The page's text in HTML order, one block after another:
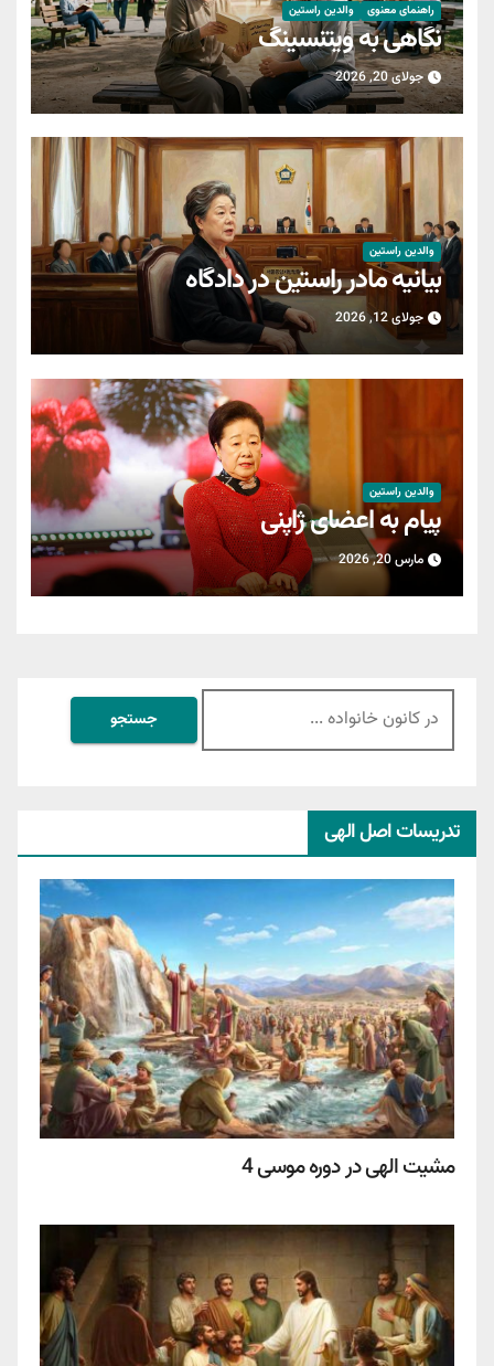
راهنمای معنوی والدین راستین
نگاهی به ویتنسینگ
جولای 20, 2026
والدین راستین
بیانیه مادر راستین در دادگاه
جولای 12, 2026
والدین راستین
پیام به اعضای ژاپنی
مارس 20, 2026
جستجو
برای:
تدریسات اصل الهی
مشیت الهی در دوره موسی 4